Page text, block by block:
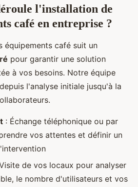
l'installation de
café en entreprise ?
équipements café suit un
pour garantir une solution
à vos besoins. Notre équipe
l'analyse initiale jusqu'à la
: Échange téléphonique ou par
vos attentes et définir un
de vos locaux pour analyser
le nombre d'utilisateurs et vos